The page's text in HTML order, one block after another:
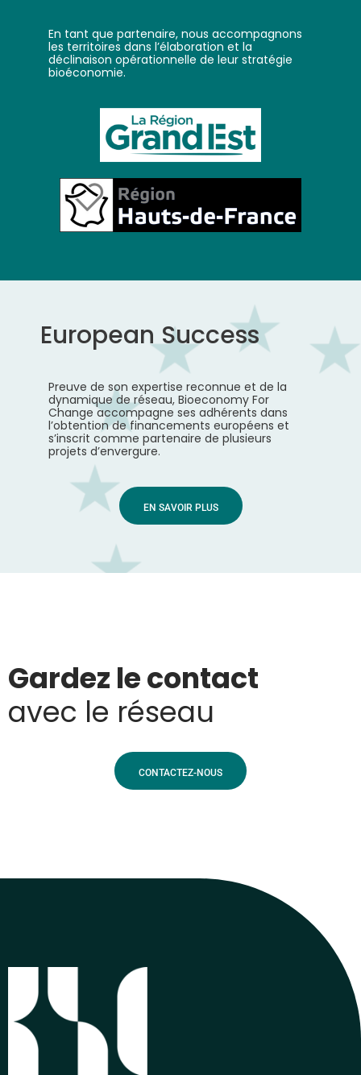
En tant que partenaire, nous accompagnons
les territoires dans l’élaboration et la
déclinaison opérationnelle de leur stratégie
bioéconomie.
European Success
Preuve de son expertise reconnue et de la
dynamique de réseau, Bioeconomy For
Change accompagne ses adhérents dans
l’obtention de financements européens et
s’inscrit comme partenaire de plusieurs
projets d’envergure.
EN SAVOIR PLUS
Gardez le contact
avec le réseau
CONTACTEZ-NOUS